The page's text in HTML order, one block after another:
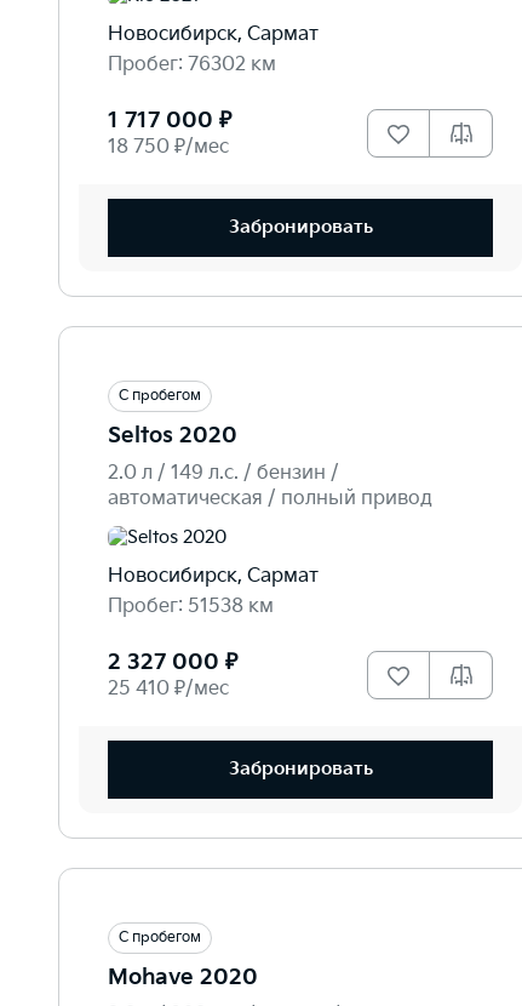
Новосибирск, Сармат
Пробег: 76302 км
1 717 000 ₽
18 750 ₽/мес
Забронировать
С пробегом
Seltos 2020
2.0 л / 149 л.c. / бензин /
автоматическая / полный привод
Новосибирск, Сармат
Пробег: 51538 км
2 327 000 ₽
25 410 ₽/мес
Забронировать
С пробегом
Mohave 2020